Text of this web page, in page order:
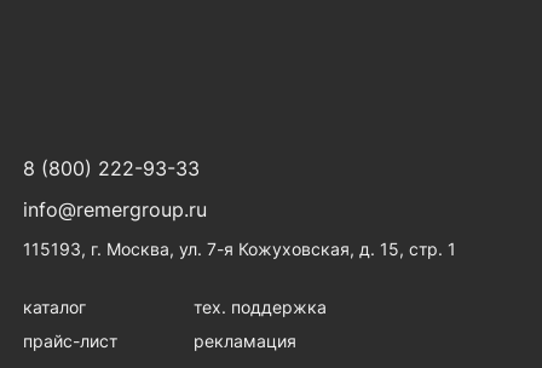
8 (800) 222-93-33
info@remergroup.ru
115193, г. Москва, ул. 7-я Кожуховская, д. 15, стр. 1
каталог
прайс-лист
тех. поддержка
рекламация